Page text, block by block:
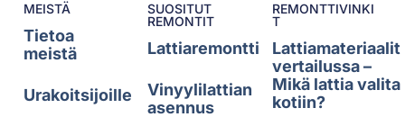
MEISTÄ
Tietoa
meistä
Urakoitsijoille
SUOSITUT
REMONTIT
Lattiaremontti
Vinyylilattian
asennus
REMONTTIVINKI
T
Lattiamateriaalit
vertailussa –
Mikä lattia valita
kotiin?